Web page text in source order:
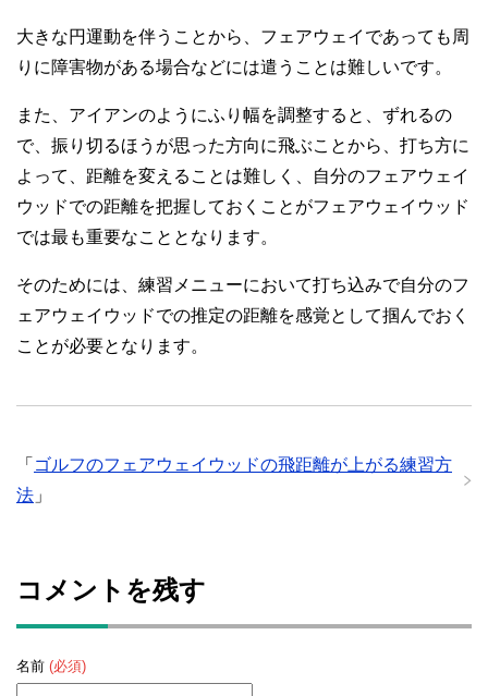
大きな円運動を伴うことから、フェアウェイであっても周
りに障害物がある場合などには遣うことは難しいです。
また、アイアンのようにふり幅を調整すると、ずれるの
で、振り切るほうが思った方向に飛ぶことから、打ち方に
よって、距離を変えることは難しく、自分のフェアウェイ
ウッドでの距離を把握しておくことがフェアウェイウッド
では最も重要なこととなります。
そのためには、練習メニューにおいて打ち込みで自分のフ
ェアウェイウッドでの推定の距離を感覚として掴んでおく
ことが必要となります。
「 ゴルフのフェアウェイウッドの飛距離が上がる練習方
法 」
コメントを残す
名前 (必須)